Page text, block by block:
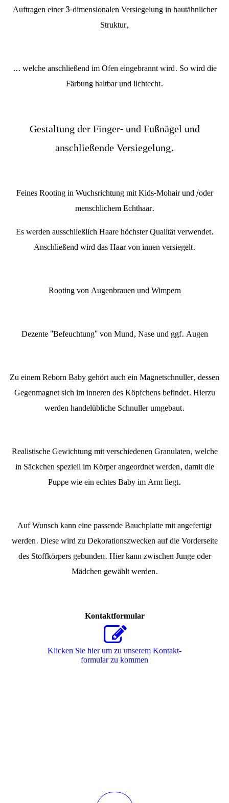
Auftragen einer 3-dimensionalen Versiegelung in hautähnlicher
Struktur,
... welche anschließend im Ofen eingebrannt wird. So wird die
Färbung haltbar und lichtecht.
Gestaltung der Finger- und Fußnägel und
anschließende Versiegelung.
Feines Rooting in Wuchsrichtung mit Kids-Mohair und /oder
menschlichem Echthaar.
Es werden ausschließlich Haare höchster Qualität verwendet.
Anschließend wird das Haar von innen versiegelt.
Rooting von Augenbrauen und Wimpern
Dezente "Befeuchtung" von Mund, Nase und ggf. Augen
Zu einem Reborn Baby gehört auch ein Magnetschnuller, dessen
Gegenmagnet sich im inneren des Köpfchens befindet. Hierzu
werden handelübliche Schnuller umgebaut.
Realistische Gewichtung mit verschiedenen Granulaten, welche
in Säckchen speziell im Körper angeordnet werden, damit die
Puppe wie ein echtes Baby im Arm liegt.
Auf Wunsch kann eine passende Bauchplatte mit angefertigt
werden. Diese wird zu Dekorationszwecken auf die Vorderseite
des Stoffkörpers gebunden. Hier kann zwischen Junge oder
Mädchen gewählt werden.
Kontaktformular
Klicken Sie hier um zu unserem Kon­takt­
for­mu­lar zu kommen